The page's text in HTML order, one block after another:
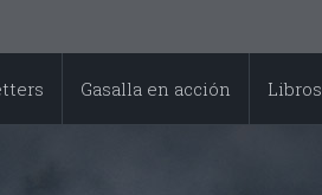
Gasalla en acción Libros